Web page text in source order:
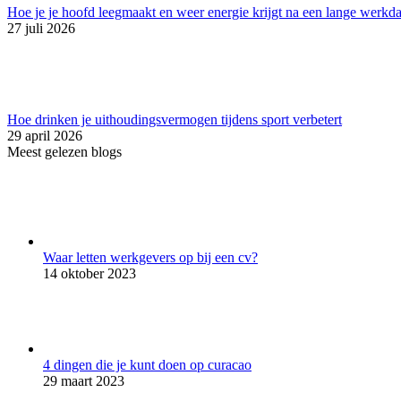
Hoe je je hoofd leegmaakt en weer energie krijgt na een lange
27 juli 2026
Hoe drinken je uithoudingsvermogen tijdens sport verbetert
29 april 2026
Meest gelezen blogs
Waar letten werkgevers op bij een cv?
14 oktober 2023
4 dingen die je kunt doen op curacao
29 maart 2023